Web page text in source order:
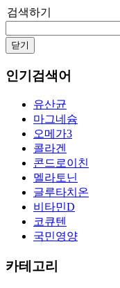
검색하기
닫기
인기검색어
유산균
마그네슘
오메가3
콜라겐
콘드로이친
멜라토닌
글루타치온
비타민D
코큐텐
국민영양
카테고리